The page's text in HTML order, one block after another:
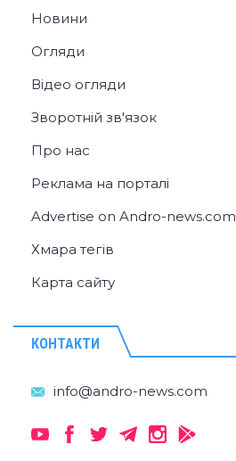
Новини
Огляди
Відео огляди
Зворотній зв'язок
Про нас
Реклама на порталі
Advertise on Andro-news.com
Хмара тегів
Карта сайту
КОНТАКТИ